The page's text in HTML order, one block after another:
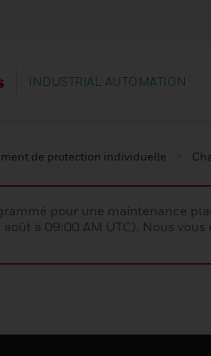
INDUSTRIAL AUTOMATION
de protection individuelle
pour une maintenance
à 09:00 AM UTC). Nous